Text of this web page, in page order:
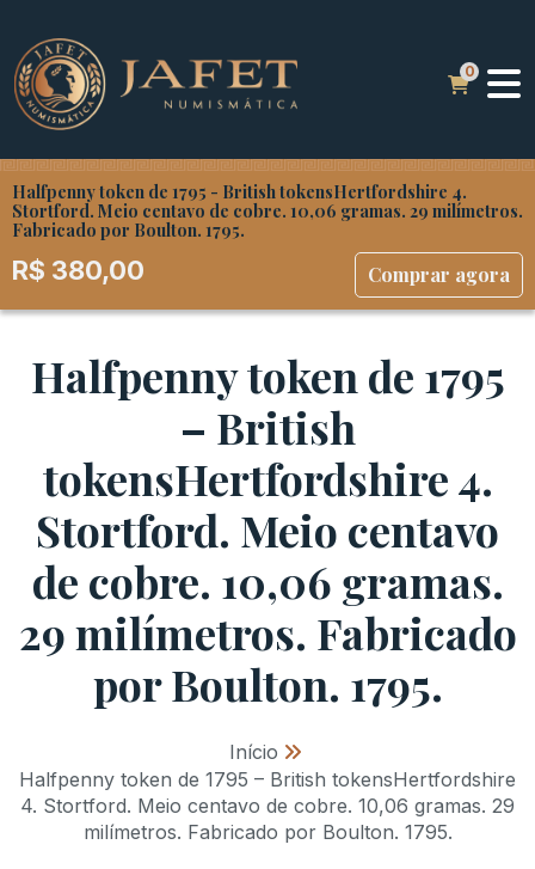
Halfpenny token de 1795 - British tokensHertfordshire 4.
Stortford. Meio centavo de cobre. 10,06 gramas. 29 milímetros.
Fabricado por Boulton. 1795.
R$ 380,00 Comprar agora
Halfpenny token de 1795
– British
tokensHertfordshire 4.
Stortford. Meio centavo
de cobre. 10,06 gramas.
29 milímetros. Fabricado
por Boulton. 1795.
Início »
Halfpenny token de 1795 – British tokensHertfordshire
4. Stortford. Meio centavo de cobre. 10,06 gramas. 29
milímetros. Fabricado por Boulton. 1795.